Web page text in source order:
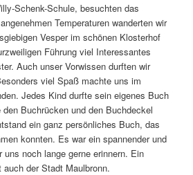
Schenk-Schule, besuchten das
Temperaturen wanderten wir
Vesper im schönen Klosterhof
Führung viel Interessantes
Auch unser Vorwissen durften wir
viel Spaß machte uns im
Jedes Kind durfte sein eigenes Buch
Buchrücken und den Buchdeckel
ein ganz persönliches Buch, das
konnten. Es war ein spannender und
uns noch lange gerne erinnern. Ein
der Stadt Maulbronn.